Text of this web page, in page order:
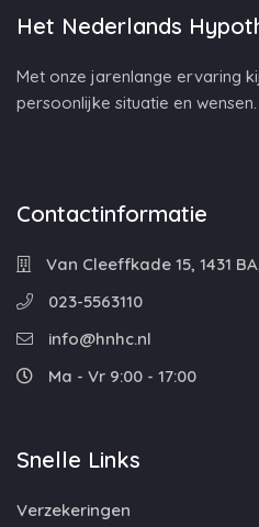
Het Nederlands
Met onze jarenlange ervaring
persoonlijke situatie en wensen.
Contactinformatie
Van Cleeffkade 15, 1431
023-5563110
info@hnhc.nl
Ma - Vr 9:00 - 17:00
Snelle Links
Verzekeringen